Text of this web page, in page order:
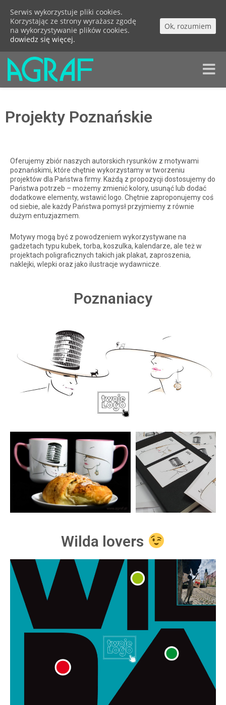
Toggle
Projekty Poznańskie
Oferujemy zbiór naszych autorskich rysunków z motywami
poznańskimi, które chętnie wykorzystamy w tworzeniu
projektów dla Państwa firmy. Każdą z propozycji dostosujemy do
Państwa potrzeb – możemy zmienić kolory, usunąć lub dodać
dodatkowe elementy, wstawić logo. Chętnie zaproponujemy coś
od siebie, ale każdy Państwa pomysł przyjmiemy z równie
dużym entuzjazmem.
Motywy mogą być z powodzeniem wykorzystywane na
gadżetach typu kubek, torba, koszulka, kalendarze, ale też w
projektach poligraficznych takich jak plakat, zaproszenia,
naklejki, wlepki oraz jako ilustracje wydawnicze.
Poznaniacy
Wilda lovers
Serwis wykorzystuje pliki cookies.
Korzystając ze strony wyrażasz zgodę
na wykorzystywanie plików cookies.
dowiedz się więcej.
Ok, rozumiem